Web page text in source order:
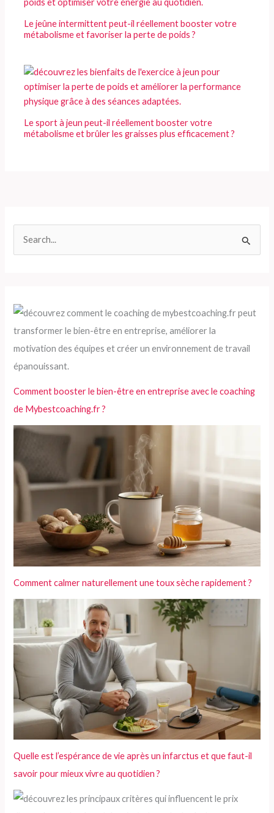
Le jeûne intermittent peut-il réellement booster votre
métabolisme et favoriser la perte de poids ?
Le sport à jeun peut-il réellement booster votre
métabolisme et brûler les graisses plus efficacement ?
e
r
:
Comment booster le bien-être en entreprise avec le coaching
de Mybestcoaching.fr ?
Comment calmer naturellement une toux sèche rapidement ?
Quelle est l’espérance de vie après un infarctus et que faut-il
savoir pour mieux vivre au quotidien ?